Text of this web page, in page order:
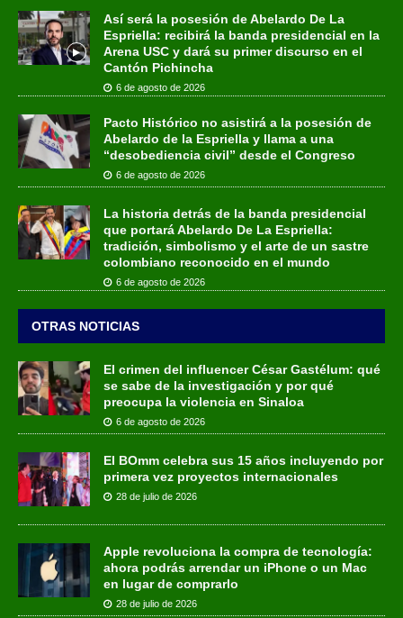
Así será la posesión de Abelardo De La
Espriella: recibirá la banda presidencial en la
Arena USC y dará su primer discurso en el
Cantón Pichincha
6 de agosto de 2026
Pacto Histórico no asistirá a la posesión de
Abelardo de la Espriella y llama a una
“desobediencia civil” desde el Congreso
6 de agosto de 2026
La historia detrás de la banda presidencial
que portará Abelardo De La Espriella:
tradición, simbolismo y el arte de un sastre
colombiano reconocido en el mundo
6 de agosto de 2026
OTRAS NOTICIAS
El crimen del influencer César Gastélum: qué
se sabe de la investigación y por qué
preocupa la violencia en Sinaloa
6 de agosto de 2026
El BOmm celebra sus 15 años incluyendo por
primera vez proyectos internacionales
28 de julio de 2026
Apple revoluciona la compra de tecnología:
ahora podrás arrendar un iPhone o un Mac
en lugar de comprarlo
28 de julio de 2026